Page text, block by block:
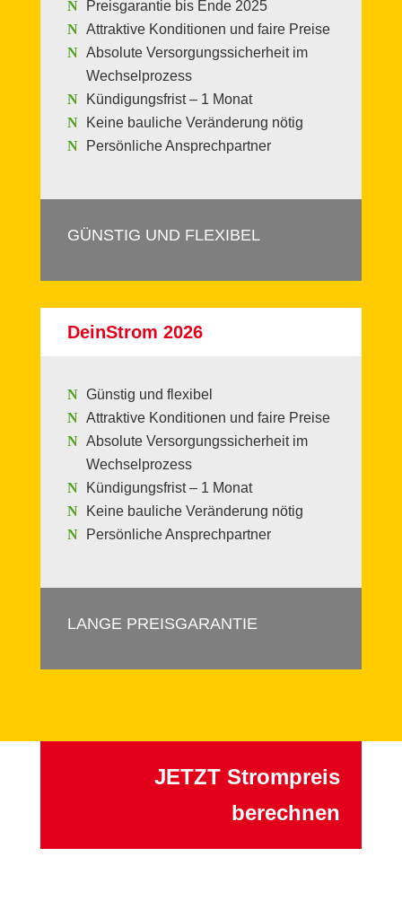
Preisgarantie bis Ende 2025
Attraktive Konditionen und faire Preise
Absolute Versorgungssicherheit im
Wechselprozess
Kündigungsfrist – 1 Monat
Keine bauliche Veränderung nötig
Persönliche Ansprechpartner
GÜNSTIG UND FLEXIBEL
DeinStrom 2026
Günstig und flexibel
Attraktive Konditionen und faire Preise
Absolute Versorgungssicherheit im
Wechselprozess
Kündigungsfrist – 1 Monat
Keine bauliche Veränderung nötig
Persönliche Ansprechpartner
LANGE PREISGARANTIE
JETZT Strompreis
berechnen